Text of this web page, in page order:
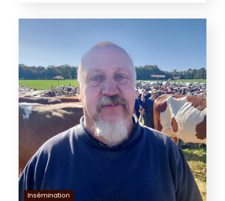
Insémination